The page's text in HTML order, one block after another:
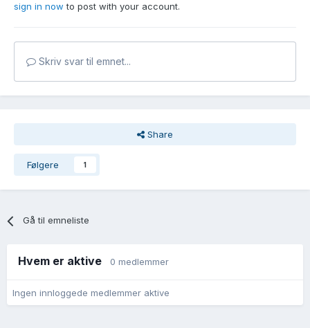
sign in now to post with your account.
Skriv svar til emnet...
Share
Følgere 1
Gå til emneliste
Hvem er aktive 0 medlemmer
Ingen innloggede medlemmer aktive